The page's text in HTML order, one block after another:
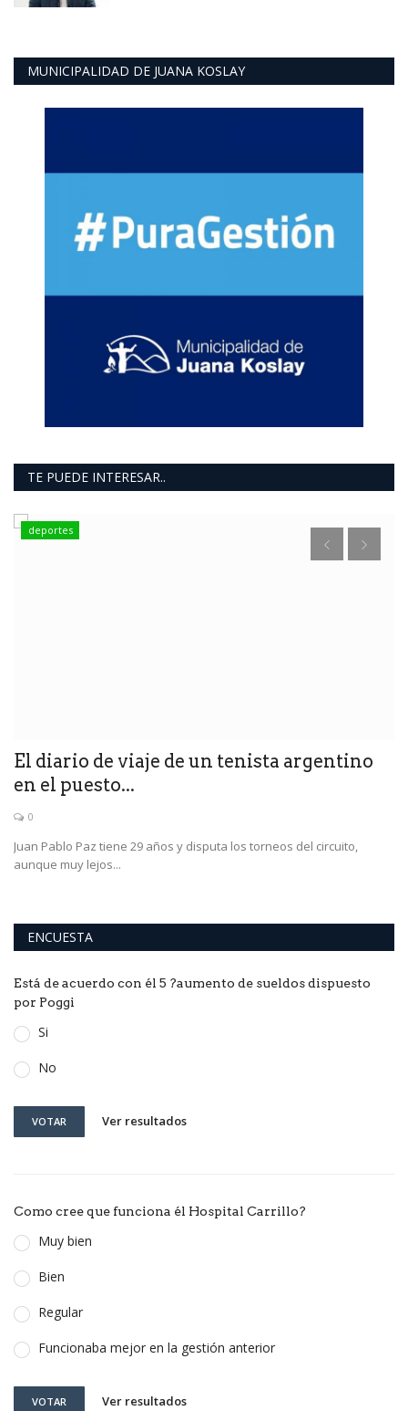
MUNICIPALIDAD DE JUANA KOSLAY
TE PUEDE INTERESAR..
deportes
El diario de viaje de un tenista argentino
en el puesto...
0
Juan Pablo Paz tiene 29 años y disputa los torneos del circuito,
aunque muy lejos...
ENCUESTA
Está de acuerdo con él 5 ?aumento de sueldos dispuesto
por Poggi
Si
No
VOTAR Ver resultados
Como cree que funciona él Hospital Carrillo?
Muy bien
Bien
Regular
Funcionaba mejor en la gestión anterior
VOTAR Ver resultados